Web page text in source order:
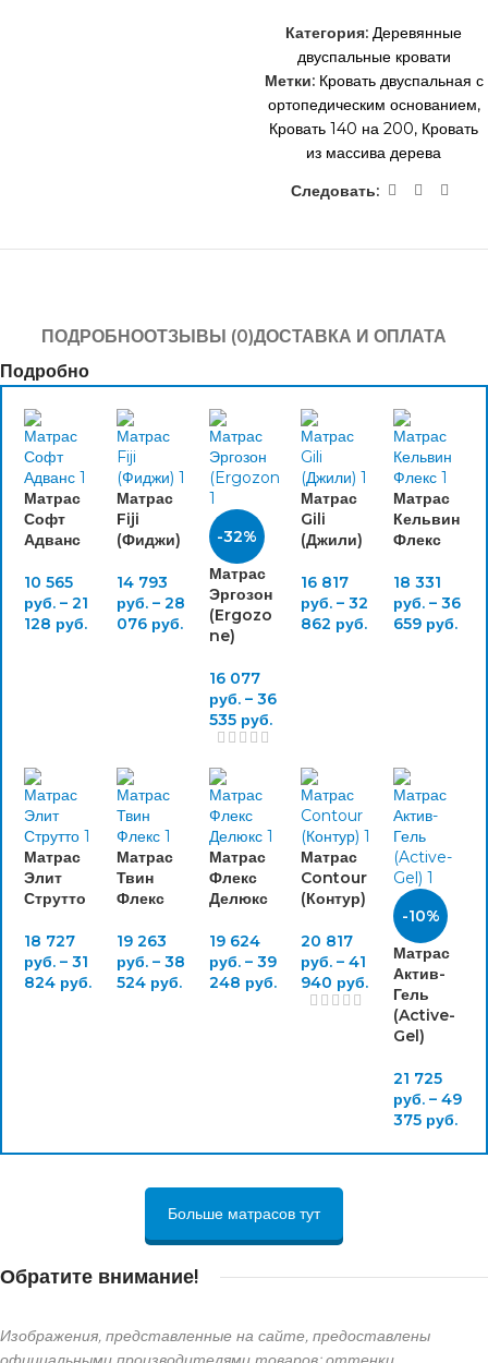
Категория: Деревянные
двуспальные кровати
Метки: Кровать двуспальная с
ортопедическим основанием,
Кровать 140 на 200, Кровать
из массива дерева
Следовать:
ПОДРОБНООТЗЫВЫ (0)ДОСТАВКА И ОПЛАТА
Подробно
Матрас
Софт
Адванс
10 565
руб. – 21
128 руб.
Матрас
Fiji
(Фиджи)
14 793
руб. – 28
076руб.
-32%
Матрас
Эргозон
(Ergozo
ne)
16 077
руб. – 36
535руб.
Матрас
Gili
(Джили)
16 817
руб. – 32
862 руб.
Матрас
Кельвин
Флекс
18 331
руб. – 36
659 руб.
Матрас
Элит
Струтто
18 727
руб. – 31
824 руб.
Матрас
Твин
Флекс
19 263
руб. – 38
524руб.
Матрас
Флекс
Делюкс
19 624
руб. – 39
248 руб.
Матрас
Contour
(Контур)
20 817
руб. – 41
940 руб.
-10%
Матрас
Актив-
Гель
(Active-
Gel)
21 725
руб. – 49
375 руб.
Больше матрасов тут
Обратите внимание!
Изображения, представленные на сайте, предоставлены